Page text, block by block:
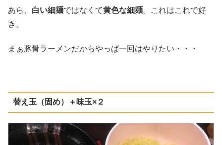
あら、 白い細麺ではなくて黄色な細麺。これはこれで好
き。
まぁ豚骨ラーメンだからやっぱ一回はやりたい・・・
替え玉（固め）＋味玉×２